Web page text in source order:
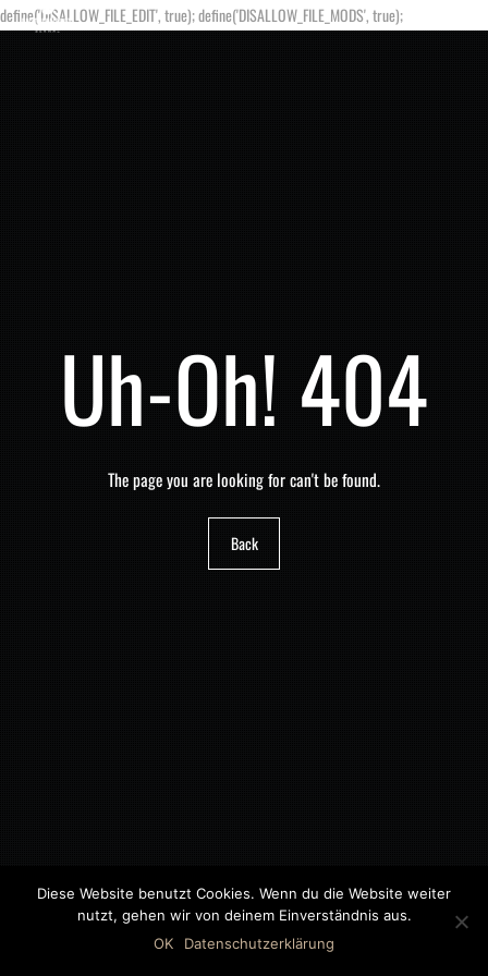
define('DISALLOW_FILE_EDIT', true); define('DISALLOW_FILE_MODS', true);
Uh-Oh! 404
The page you are looking for can't be found.
Back
©2018 MWB – MOTORWAGEN BERNAU GMBH
Diese Website benutzt Cookies. Wenn du die Website weiter
nutzt, gehen wir von deinem Einverständnis aus.
OK
Datenschutzerklärung